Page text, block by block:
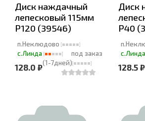
Диск наждачный
лепесковый 115мм
Р120 (39546)
п.Неклюдово
с.Линда
под заказ
(1-7дней)
128.0 ₽
Диск
Р40
с.Линда
128.5 ₽